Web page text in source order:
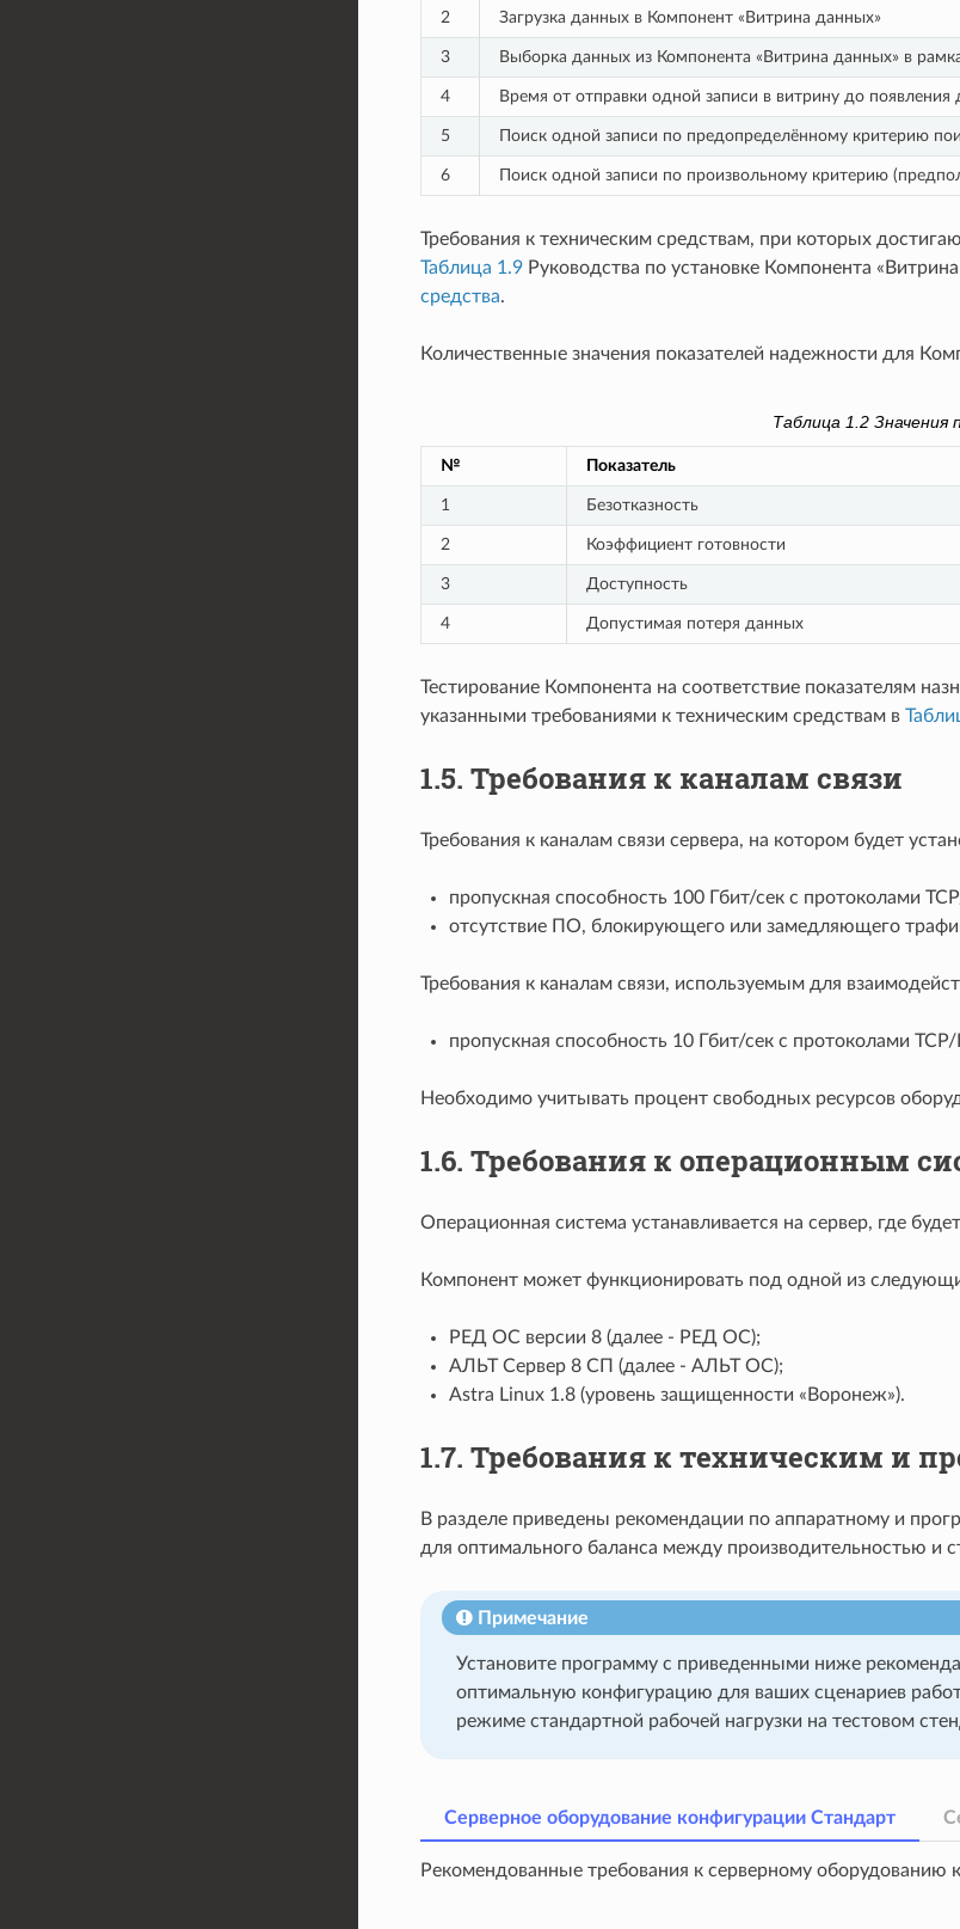
2 Загрузка данных в Компонент «Витрина данных»
3 Выборка данных из Компонента «Витрина данных» в
4 Время от отправки одной записи в витрину до появления
5 Поиск одной записи по предопределённому критерию
6 Поиск одной записи по произвольному критерию
Требования к техническим средствам, при которых
Таблица 1.9Руководства по установке Компонента
средства.
Количественные значения показателей надежности для
Таблица 1.2 Значения
№ Показатель
1 Безотказность
2 Коэффициент готовности
3 Доступность
4 Допустимая потеря данных
Тестирование Компонента на соответствие показателям
указанными требованиями к техническим средствам в
1.5. Требования к каналам связи
Требования к каналам связи сервера, на котором будет
пропускная способность 100 Гбит/сек с протоколами
отсутствие ПО, блокирующего или замедляющего
Требования к каналам связи, используемым для
пропускная способность 10 Гбит/сек с протоколами TCP/
Необходимо учитывать процент свободных ресурсов
1.6. Требования к операционным
Операционная система устанавливается на сервер, где
Компонент может функционировать под одной из
РЕД ОС версии 8 (далее - РЕД ОС);
АЛЬТ Сервер 8 СП (далее - АЛЬТ ОС);
Astra Linux 1.8 (уровень защищенности «Воронеж»).
1.7. Требования к техническим и
В разделе приведены рекомендации по аппаратному и
для оптимального баланса между производительностью и
Примечание
Установите программу с приведенными ниже
оптимальную конфигурацию для ваших сценариев
режиме стандартной рабочей нагрузки на тестовом
Серверное оборудование конфигурации Стандарт
Рекомендованные требования к серверному оборудованию